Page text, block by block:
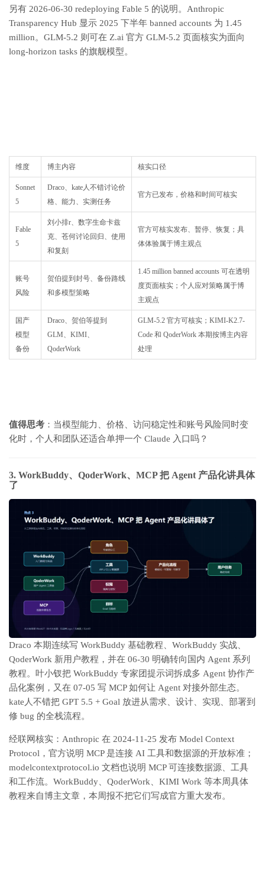
另有 2026-06-30 redeploying Fable 5 的说明。Anthropic
Transparency Hub 显示 2025 下半年 banned accounts 为 1.45
million。GLM-5.2 则可在 Z.ai 官方 GLM-5.2 页面核实为面向
long-horizon tasks 的旗舰模型。
维度 博主内容 核实口径
Sonnet
5
Draco、kate人不错讨论价
格、能力、实测任务
官方已发布，价格和时间可核实
Fable
5
刘小排r、数字生命卡兹
克、苍何讨论回归、使用
和复刻
官方可核实发布、暂停、恢复；具
体体验属于博主观点
账号
风险
贺伯提到封号、备份路线
和多模型策略
1.45 million banned accounts 可在透明
度页面核实；个人应对策略属于博
主观点
国产
模型
备份
Draco、贺伯等提到
GLM、KIMI、
QoderWork
GLM-5.2 官方可核实；KIMI-K2.7-
Code 和 QoderWork 本期按博主内容
处理
值得思考 ：当模型能力、价格、访问稳定性和账号风险同时变
化时，个人和团队还适合单押一个 Claude 入口吗？
3. WorkBuddy、QoderWork、MCP 把 Agent 产品化讲具体
了
Draco 本期连续写 WorkBuddy 基础教程、WorkBuddy 实战、
QoderWork 新用户教程，并在 06-30 明确转向国内 Agent 系列
教程。叶小钗把 WorkBuddy 专家团提示词拆成多 Agent 协作产
品化案例，又在 07-05 写 MCP 如何让 Agent 对接外部生态。
kate人不错把 GPT 5.5 + Goal 放进从需求、设计、实现、部署到
修 bug 的全栈流程。
经联网核实：Anthropic 在 2024-11-25 发布 Model Context
Protocol，官方说明 MCP 是连接 AI 工具和数据源的开放标准；
modelcontextprotocol.io 文档也说明 MCP 可连接数据源、工具
和工作流。WorkBuddy、QoderWork、KIMI Work 等本周具体
教程来自博主文章，本周报不把它们写成官方重大发布。